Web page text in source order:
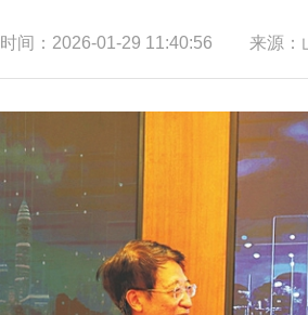
时间：2026-01-29 11:40:56 来源：